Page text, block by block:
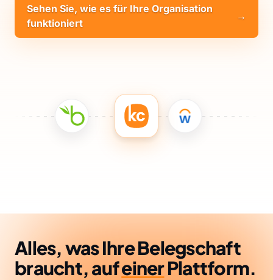
Sehen Sie, wie es für Ihre Organisation
funktioniert
→
Alles, was Ihre Belegschaft
braucht, aufeinerPlattform.